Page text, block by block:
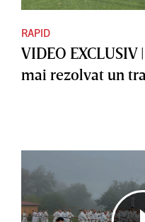
RAPID
VIDEO EXCLUSIV
mai rezolvat un